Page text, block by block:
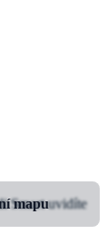
mapu
Smart uvidíte